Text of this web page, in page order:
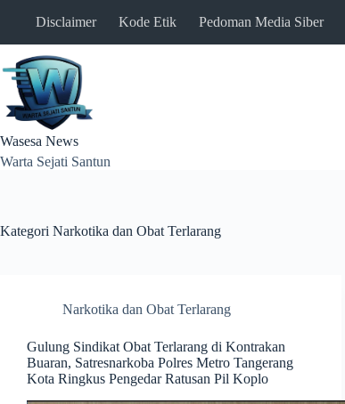
Disclaimer Kode Etik Pedoman Media Siber
Wasesa News
Warta Sejati Santun
Kategori Narkotika dan Obat Terlarang
Narkotika dan Obat Terlarang
Gulung Sindikat Obat Terlarang di Kontrakan
Buaran, Satresnarkoba Polres Metro Tangerang
Kota Ringkus Pengedar Ratusan Pil Koplo